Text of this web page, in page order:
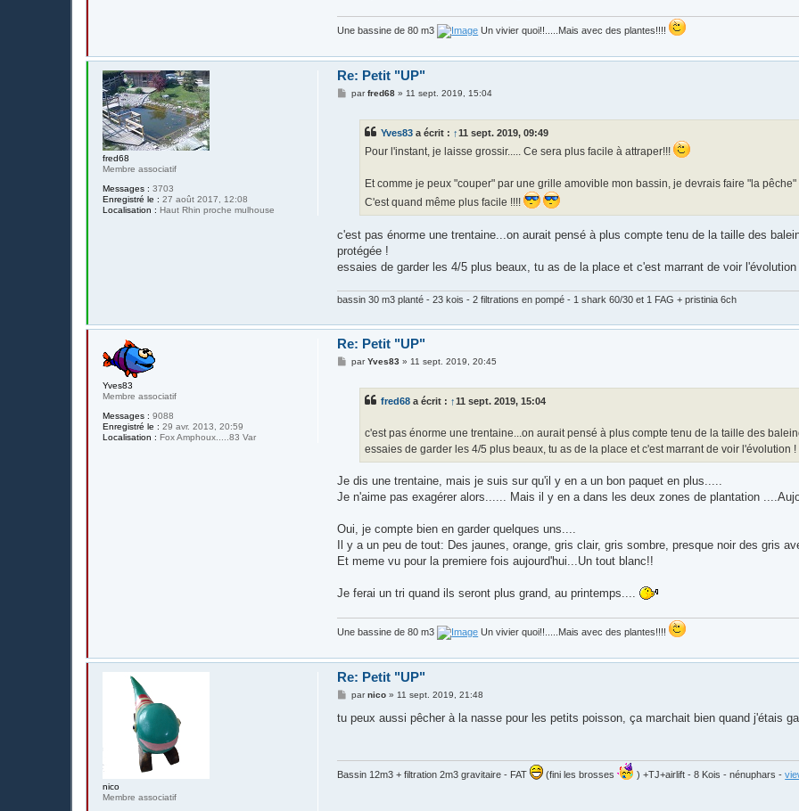
Une bassine de 80 m3 Un vivier quoi!!.....Mais avec des plantes!!!!
fred68
Membre associatif
Messages : 3703
Enregistré le : 27 août 2017, 12:08
Localisation : Haut Rhin proche mulhouse
Re: Petit "UP"
Mparfred68 » 11 sept. 2019, 15:04
Yves83 a écrit : ↑11 sept. 2019, 09:49
Pour l'instant, je laisse grossir..... Ce sera plus facile à attraper!!!
Et comme je peux "couper" par une grille amovible mon bassin, je devrais faire "la
C'est quand même plus facile !!!!
c'est pas énorme une trentaine...on aurait pensé à plus compte tenu de la taille des
protégée !
essaies de garder les 4/5 plus beaux, tu as de la place et c'est marrant de voir l'évolution
bassin 30 m3 planté - 23 kois - 2 filtrations en pompé - 1 shark 60/30 et 1 FAG + pristinia 6ch
Yves83
Membre associatif
Messages : 9088
Enregistré le : 29 avr. 2013, 20:59
Localisation : Fox Amphoux.....83 Var
Re: Petit "UP"
MparYves83 » 11 sept. 2019, 20:45
fred68 a écrit : ↑11 sept. 2019, 15:04
c'est pas énorme une trentaine...on aurait pensé à plus compte tenu de la taille des
essaies de garder les 4/5 plus beaux, tu as de la place et c'est marrant de voir l'évolution !
Je dis une trentaine, mais je suis sur qu'il y en a un bon paquet en plus.....
Je n'aime pas exagérer alors...... Mais il y en a dans les deux zones de plantation
Oui, je compte bien en garder quelques uns....
Il y a un peu de tout: Des jaunes, orange, gris clair, gris sombre, presque noir des gris
Et meme vu pour la premiere fois aujourd'hui...Un tout blanc!!
Je ferai un tri quand ils seront plus grand, au printemps....
Une bassine de 80 m3 Un vivier quoi!!.....Mais avec des plantes!!!!
nico
Membre associatif
Re: Petit "UP"
M
s
s
parnico » 11 sept. 2019, 21:48
tu peux aussi pêcher à la nasse pour les petits poisson, ça marchait bien quand j'étais
Bassin 12m3 + filtration 2m3 gravitaire - FAT (fini les brosses ) +TJ+airlift - 8 Kois - nénuphars -